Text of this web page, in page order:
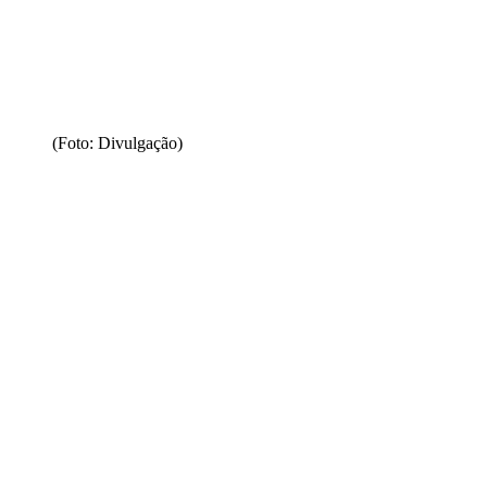
(Foto: Divulgação)